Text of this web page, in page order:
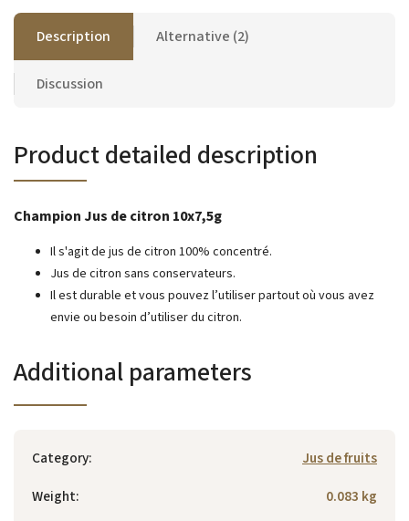
Description Alternative (2)
Discussion
Product detailed description
Champion Jus de citron 10x7,5g
Il s'agit de jus de citron 100% concentré.
Jus de citron sans conservateurs.
Il est durable et vous pouvez l’utiliser partout où vous avez
envie ou besoin d’utiliser du citron.
Additional parameters
Category:
Jus de fruits
Weight:
0.083 kg